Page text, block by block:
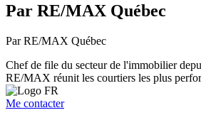
Par RE/MAX Québec
Par RE/MAX Québec
Chef de file du secteur de l'immobilier
RE/MAX réunit les courtiers les plus
Me contacter